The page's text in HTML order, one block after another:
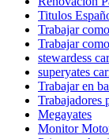
Titulos
Trabajar
Trabajar
stewardess
superyates
Trabajar en
Trabajadores
Megayates
Monitor